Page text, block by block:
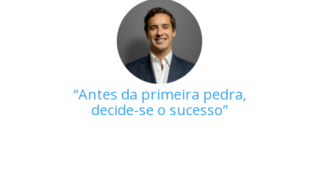
Antes da primeira pedra,
decide-se o sucesso